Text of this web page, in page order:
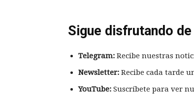
Sigue disfrutando
Telegram: Recibe nuestras
Newsletter: Recibe cada tarde
YouTube: Suscríbete para ver